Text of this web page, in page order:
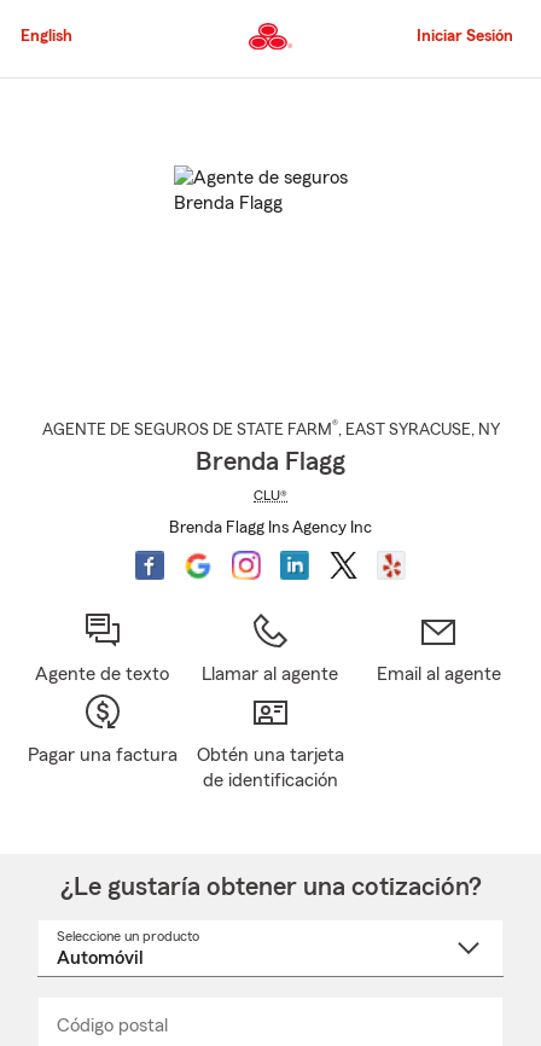
al
principal
English Iniciar Sesión
AGENTE DE SEGUROS DE STATE FARM®, EAST SYRACUSE, NY
Brenda Flagg
CLU®
Brenda Flagg Ins Agency Inc
Agente de texto Llamar al agente Email al agente
Pagar una factura
Obtén una tarjeta
de identificación
¿Le gustaría obtener una cotización?
Seleccione un producto
Código postal
_____